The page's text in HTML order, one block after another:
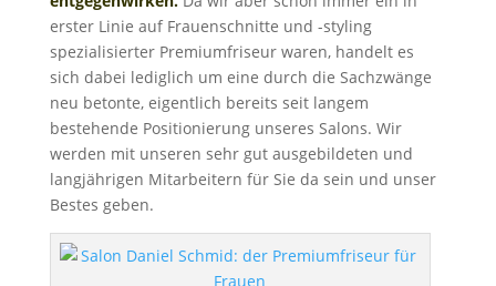
erster Linie auf Frauenschnitte und -styling
spezialisierter Premiumfriseur waren, handelt es
sich dabei lediglich um eine durch die Sachzwänge
neu betonte, eigentlich bereits seit langem
bestehende Positionierung unseres Salons. Wir
werden mit unseren sehr gut ausgebildeten und
langjährigen Mitarbeitern für Sie da sein und unser
Bestes geben.